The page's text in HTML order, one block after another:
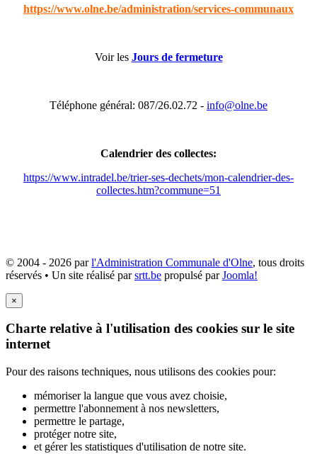
https://www.olne.be/administration/services-communaux
Voir les Jours de fermeture
Téléphone général: 087/26.02.72 - info@olne.be
Calendrier des collectes:
https://www.intradel.be/trier-ses-dechets/mon-calendrier-des-
collectes.htm?commune=51
© 2004 - 2026 parl'Administration Communale d'Olne, tous droits
réservés • Un site réalisé parsrtt.be propulsé parJoomla!
×
Charte relative à l'utilisation des cookies sur le site
internet
Pour des raisons techniques, nous utilisons des cookies pour:
mémoriser la langue que vous avez choisie,
permettre l'abonnement à nos newsletters,
permettre le partage,
protéger notre site,
et gérer les statistiques d'utilisation de notre site.